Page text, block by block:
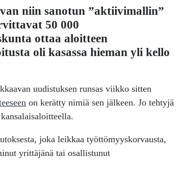
niin sanotun ”aktiivimallin”
50 000
ottaa aloitteen
oli kasassa hieman yli kello
uudistuksen runsas viikko sitten
on kerätty nimiä sen jälkeen. Jo tehtyjä
joka leikkaa työttömyyskorvausta,
yrittäjänä tai osallistunut